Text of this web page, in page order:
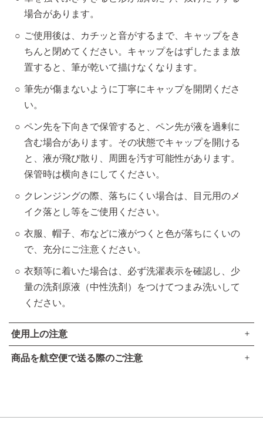
場合があります。
ご使用後は、カチッと音がするまで、キャップをき
ちんと閉めてください。キャップをはずしたまま放
置すると、筆が乾いて描けなくなります。
筆先が傷まないように丁寧にキャップを開閉くださ
い。
ペン先を下向きで保管すると、ペン先が液を過剰に
含む場合があります。その状態でキャップを開ける
と、液が飛び散り、周囲を汚す可能性があります。
保管時は横向きにしてください。
クレンジングの際、落ちにくい場合は、目元用のメ
イク落とし等をご使用ください。
衣服、帽子、布などに液がつくと色が落ちにくいの
で、充分にご注意ください。
衣類等に着いた場合は、必ず洗濯表示を確認し、少
量の洗剤原液（中性洗剤）をつけてつまみ洗いして
ください。
使用上の注意
傷やはれもの、湿疹等異常のあるところにはお使いにならな
商品を航空便で送る際のご注意
アルコール24％以下